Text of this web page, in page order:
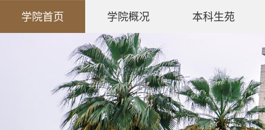
学院首页 学院概况 本科生苑